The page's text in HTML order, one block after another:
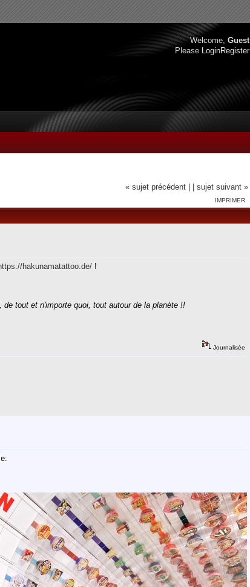
Welcome, Guest
Please LoginRegister
« sujet précédent | | sujet suivant »
IMPRIMER
hakunamatattoo.de/ !
tout et n'importe quoi, tout autour de la planète !!
Journalisée